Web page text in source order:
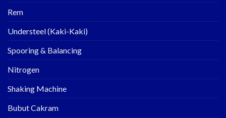
Rem
Understeel (Kaki-Kaki)
Spooring & Balancing
Nitrogen
Shaking Machine
Bubut Cakram